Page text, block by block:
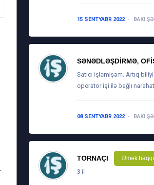
15 SENTYABR 2022 BAKI
SƏNƏDLƏŞDIRMƏ,
Satıcı işləmişəm. Artıq
operator işi ilə bağlı
08 SENTYABR 2022 BAKI
TORNAÇI Əmək
3 il